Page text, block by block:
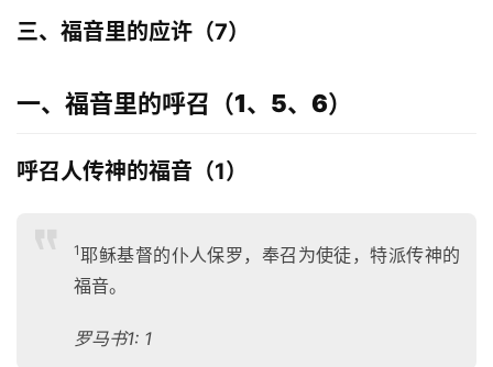
三、福音里的应许（7）
一、福音里的呼召（1、5、6）
呼召人传神的福音（1）
1耶稣基督的仆人保罗，奉召为使徒，特派传神的
福音。
罗马书1: 1